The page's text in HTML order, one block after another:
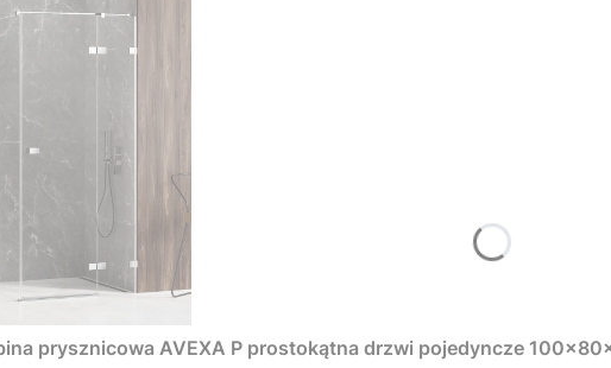
prysznicowa AVEXA P prostokątna drzwi pojedyncze